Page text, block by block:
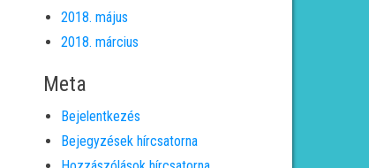
2018. május
2018. március
Meta
Bejelentkezés
Bejegyzések hírcsatorna